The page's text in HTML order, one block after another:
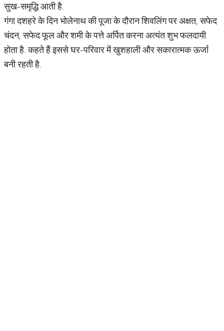
सुख-समृद्धि आती है.
गंगा दशहरे के दिन भोलेनाथ की पूजा के दौरान शिवलिंग पर अक्षत, सफेद
चंदन, सफेद फूल और शमी के पत्ते अर्पित करना अत्यंत शुभ फलदायी
होता है. कहते हैं इससे घर-परिवार में खुशहाली और सकारात्मक ऊर्जा
बनी रहती है.